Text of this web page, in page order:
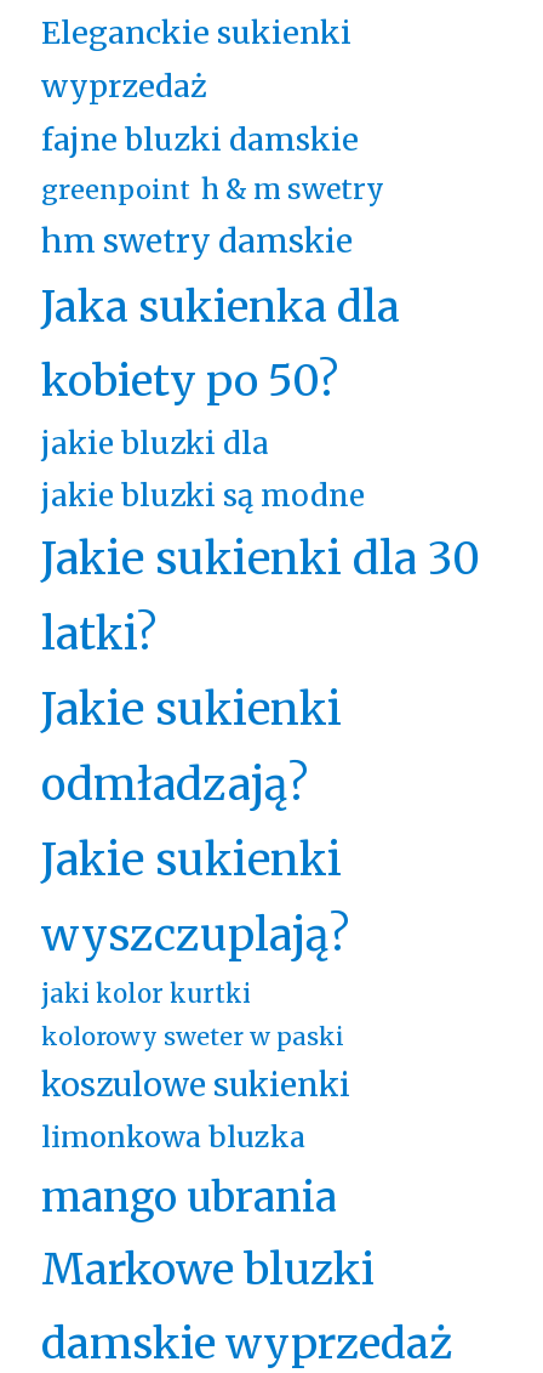
Eleganckie sukienki
wyprzedaż
fajne bluzki damskie
greenpoint h & m swetry
hm swetry damskie
Jaka sukienka dla
kobiety po 50?
jakie bluzki dla
jakie bluzki są modne
Jakie sukienki dla 30
latki?
Jakie sukienki
odmładzają?
Jakie sukienki
wyszczuplają?
jaki kolor kurtki
kolorowy sweter w paski
koszulowe sukienki
limonkowa bluzka
mango ubrania
Markowe bluzki
damskie wyprzedaż